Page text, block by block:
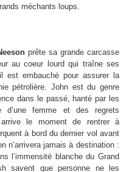
méchants loups.
prête sa grande carcasse
au coeur lourd qui traîne ses
est embauché pour assurer la
pétrolière. John est du genre
dans le passé, hanté par les
d’une femme et des regrets
le moment de rentrer à
à bord du dernier vol avant
n’arrivera jamais à destination :
l’immensité blanche du Grand
savent que personne ne les